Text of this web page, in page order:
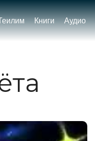
Книги Аудио